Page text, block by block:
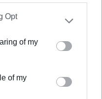
by us to third parties
Participants
that may
uses one or more
and store information
or deny consent to
use your data for
Opt
of my
of my